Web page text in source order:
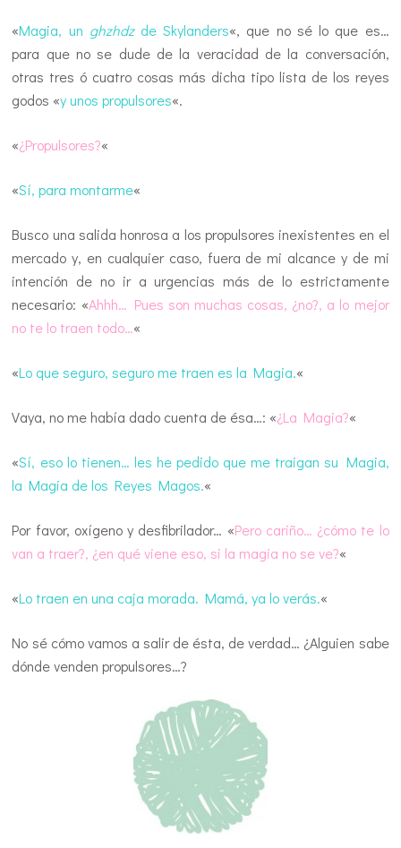
«Magia, un ghzhdzde Skylanders«, que no sé lo que es…
para que no se dude de la veracidad de la conversación,
otras tres ó cuatro cosas más dicha tipo lista de los reyes
godos «y unos propulsores«.
«¿Propulsores?«
«Sí, para montarme«
Busco una salida honrosa a los propulsores inexistentes en el
mercado y, en cualquier caso, fuera de mi alcance y de mi
intención de no ir a urgencias más de lo estrictamente
necesario: «Ahhh… Pues son muchas cosas, ¿no?, a lo mejor
no te lo traen todo…«
«Lo que seguro, seguro me traen es la Magia.«
Vaya, no me había dado cuenta de ésa…: «¿La Magia?«
«Sí, eso lo tienen… les he pedido que me traigan su Magia,
la Magia de los Reyes Magos.«
Por favor, oxígeno y desfibrilador… «Pero cariño… ¿cómo te lo
van a traer?, ¿en qué viene eso, si la magia no se ve?«
«Lo traen en una caja morada. Mamá, ya lo verás.«
No sé cómo vamos a salir de ésta, de verdad… ¿Alguien sabe
dónde venden propulsores…?